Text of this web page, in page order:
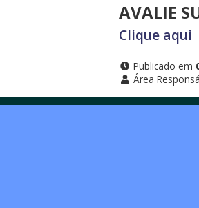
AVALIE
Clique aqui
Publicado em
Área